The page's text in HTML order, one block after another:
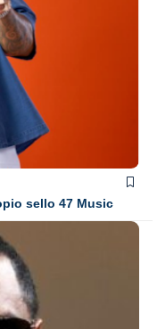
sello 47 Music